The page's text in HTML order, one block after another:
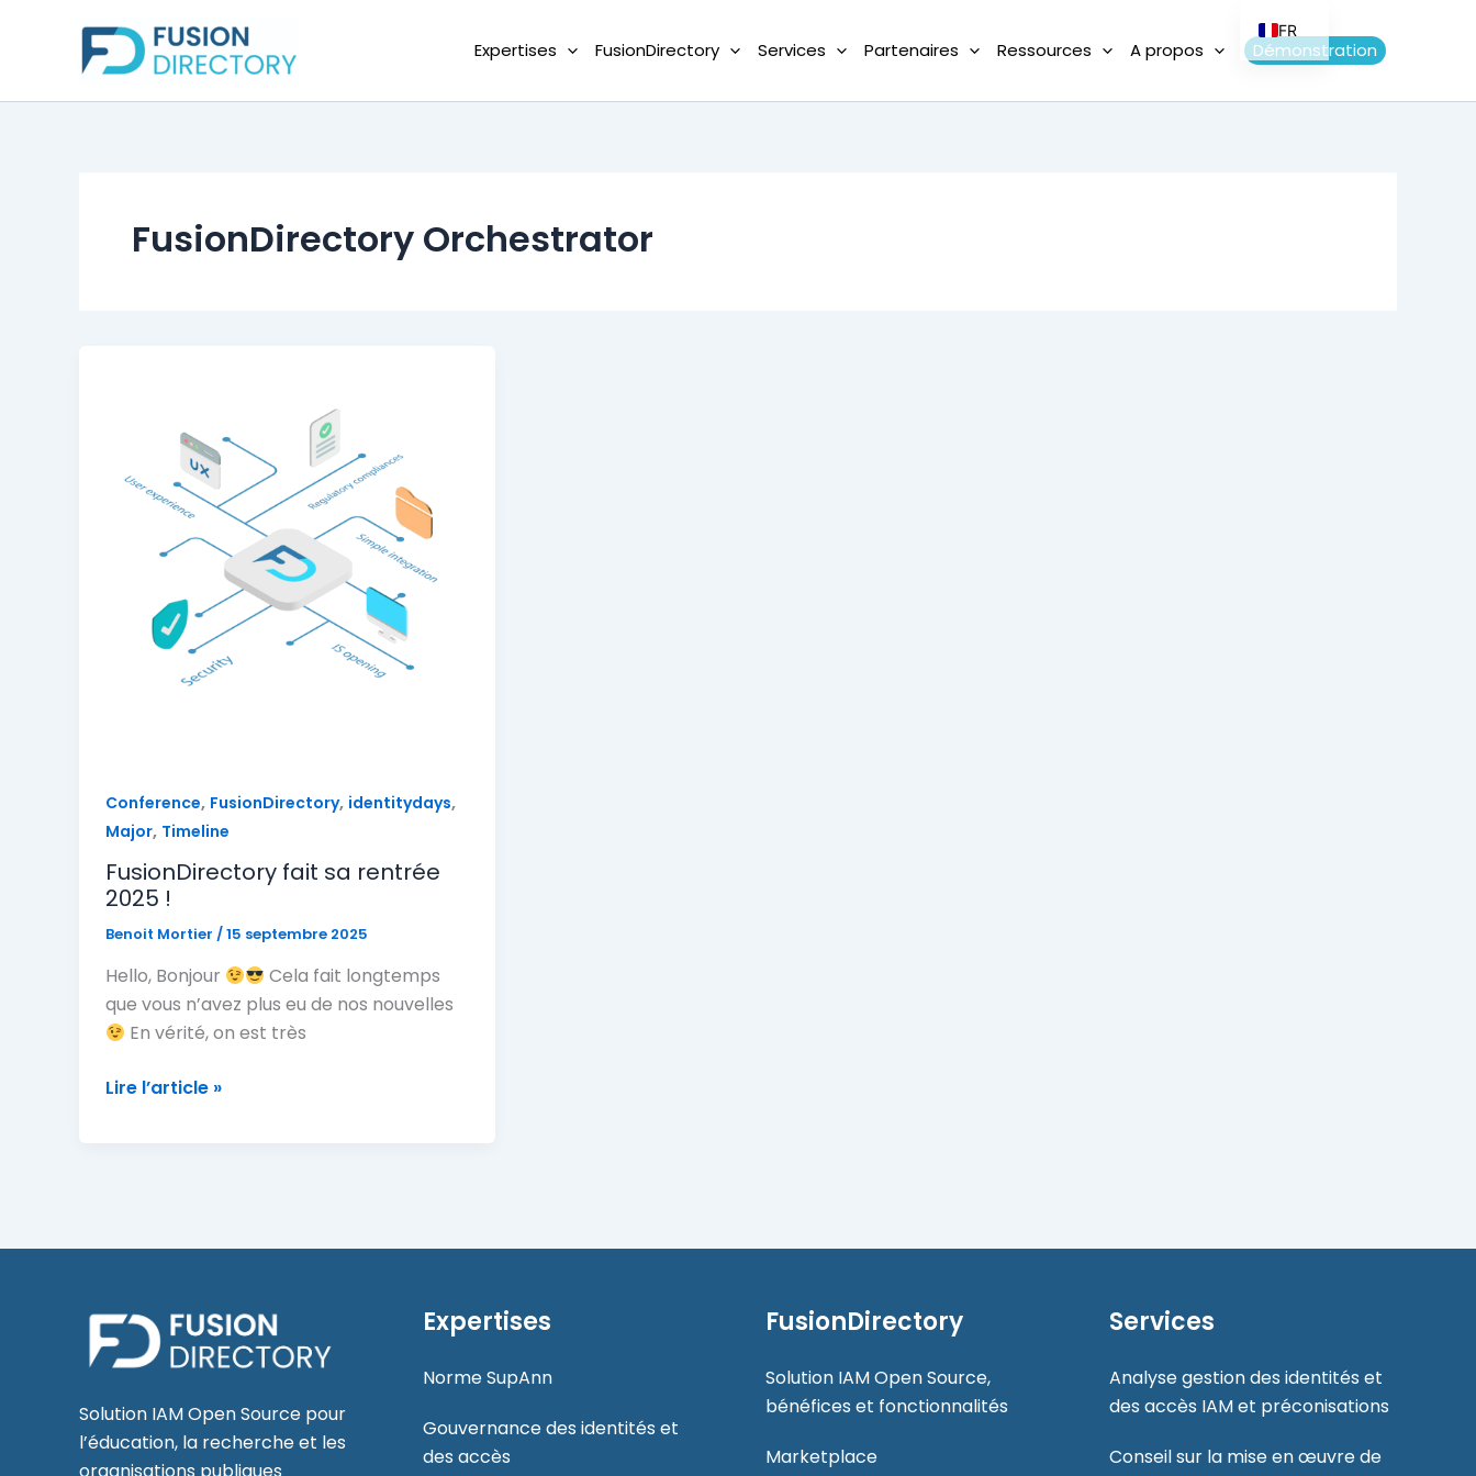
Expertises FusionDirectory Services Partenaires Ressources A propos Démonstration
FusionDirectory Orchestrator
Conference, FusionDirectory, identitydays,
Major, Timeline
FusionDirectory fait sa rentrée
2025 !
Benoit Mortier /15 septembre 2025
Hello, Bonjour
Cela fait longtemps
que vous n’avez plus eu de nos nouvelles
En vérité, on est très
FusionDirectory
Lire l’article »
Solution IAM Open Source pour
l’éducation, la recherche et les
organisations publiques
Expertises
Norme SupAnn
Gouvernance des identités et
des accès
FusionDirectory
Solution IAM Open Source,
bénéfices et fonctionnalités
Marketplace
Services
Analyse gestion des identités et
des accès IAM et préconisations
Conseil sur la mise en œuvre de
FR
EN
DE